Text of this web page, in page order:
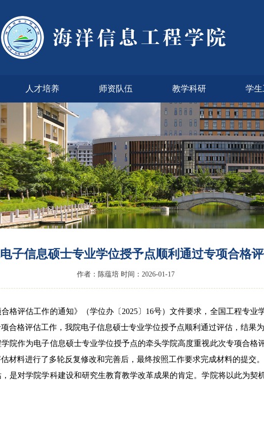
人才培养 师资队伍 教学科研 学
子信息硕士专业学位授予点顺利通过专项合格
作者：陈蕴培 时间：2026-01-17
格评估工作的通知》（学位办〔2025〕16号）文件要求，全国工程专
合格评估工作，我院电子信息硕士专业学位授予点顺利通过评估，结果为
作为电子信息硕士专业学位授予点的牵头学院高度重视此次专项合格
材料进行了多轮反复修改和完善后，最终按照工作要求完成材料的提交。
对学院学科建设和研究生教育教学改革成果的肯定。学院将以此为契